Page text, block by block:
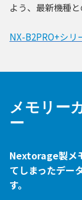
よう、最新機種
NX-B2PRO+シリ
メモリー
ー
Nextorage製メ
てしまったデー
す。